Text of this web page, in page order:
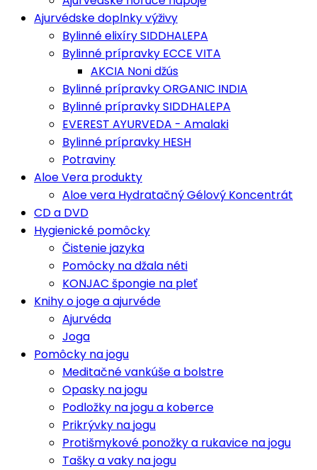
Ajurvédske doplnky výživy
Bylinné elixíry SIDDHALEPA
Bylinné prípravky ECCE VITA
AKCIA Noni džús
Bylinné prípravky ORGANIC INDIA
Bylinné prípravky SIDDHALEPA
EVEREST AYURVEDA - Amalaki
Bylinné prípravky HESH
Potraviny
Aloe Vera produkty
Aloe vera Hydratačný Gélový Koncentrát
CD a DVD
Hygienické pomôcky
Čistenie jazyka
Pomôcky na džala néti
KONJAC špongie na pleť
Knihy o joge a ajurvéde
Ajurvéda
Joga
Pomôcky na jogu
Meditačné vankúše a bolstre
Opasky na jogu
Podložky na jogu a koberce
Prikrývky na jogu
Protišmykové ponožky a rukavice na jogu
Tašky a vaky na jogu